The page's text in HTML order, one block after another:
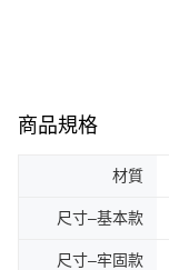
商品規格
材質
尺寸–基本款
尺寸–牢固款